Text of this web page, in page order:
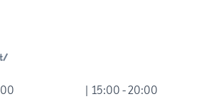
| 15:00 - 20:00